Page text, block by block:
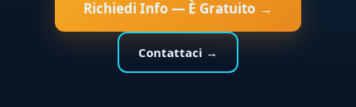
Richiedi Info — È Gratuito →
Contattaci →